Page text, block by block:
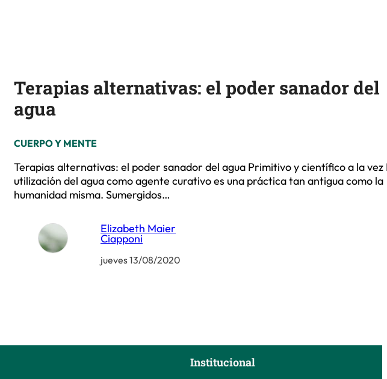
Terapias alternativas: el poder sanador del
agua
CUERPO Y MENTE
Terapias alternativas: el poder sanador del agua Primitivo y científico a la vez
utilización del agua como agente curativo es una práctica tan antigua como la
humanidad misma. Sumergidos…
Elizabeth Maier
Ciapponi
jueves 13/08/2020
Institucional